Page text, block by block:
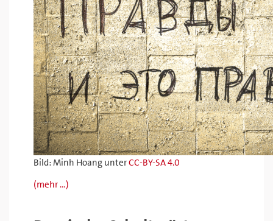
Bild: Minh Hoang unterCC-BY-SA 4.0
(mehr …)